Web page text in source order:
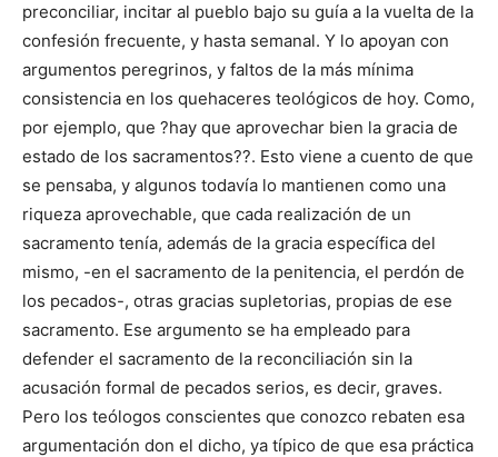
preconciliar, incitar al pueblo bajo su guía a la vuelta de la
confesión frecuente, y hasta semanal. Y lo apoyan con
argumentos peregrinos, y faltos de la más mínima
consistencia en los quehaceres teológicos de hoy. Como,
por ejemplo, que ?hay que aprovechar bien la gracia de
estado de los sacramentos??. Esto viene a cuento de que
se pensaba, y algunos todavía lo mantienen como una
riqueza aprovechable, que cada realización de un
sacramento tenía, además de la gracia específica del
mismo, -en el sacramento de la penitencia, el perdón de
los pecados-, otras gracias supletorias, propias de ese
sacramento. Ese argumento se ha empleado para
defender el sacramento de la reconciliación sin la
acusación formal de pecados serios, es decir, graves.
Pero los teólogos conscientes que conozco rebaten esa
argumentación don el dicho, ya típico de que esa práctica